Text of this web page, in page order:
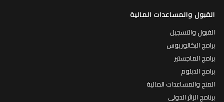
القبول والمساعدات المالية
القبول والتسجيل
برامج البكالوريوس
برامج الماجستير
برامج الدبلوم
المنح والمساعدات المالية
برنامج الزائر الدولي